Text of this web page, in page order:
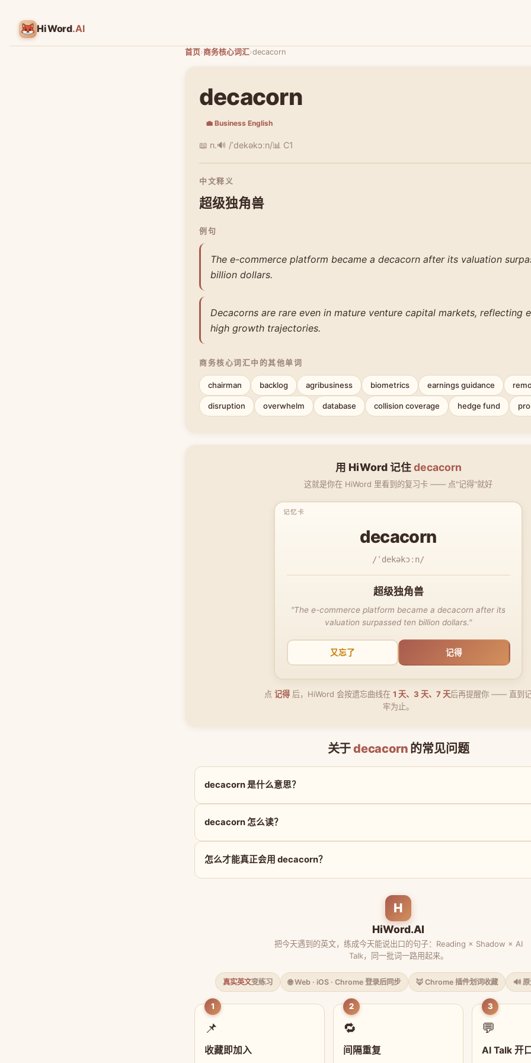
HiWord.AI
首页›商务核心词汇›decacorn
decacorn
💼 Business English
📖 n.🔊 /ˈdekəkɔːn/📊 C1
中文释义
超级独角兽
例句
The e-commerce platform became a decacorn after its valuation
billion dollars.
Decacorns are rare even in mature venture capital markets, reflecting
high growth trajectories.
商务核心词汇中的其他单词
chairman backlog agribusiness biometrics earnings guidance
disruption overwhelm database collision coverage hedge fund
用 HiWord 记住decacorn
这就是你在 HiWord 里看到的复习卡 —— 点"记得"就好
decacorn
/ˈdekəkɔːn/
超级独角兽
"The e-commerce platform became a decacorn after its
valuation surpassed ten billion dollars."
又忘了 记得
点 记得 后，HiWord 会按遗忘曲线在 1 天、3 天、7 天后再提醒你 —— 直到
牢为止。
关于decacorn 的常见问题
decacorn 是什么意思？
decacorn 怎么读？
怎么才能真正会用 decacorn？
H
HiWord.AI
把今天遇到的英文，练成今天能说出口的句子：Reading × Shadow × AI
Talk，同一批词一路用起来。
真实英文变练习 🌐 Web · iOS · Chrome 登录后同步 🦊 Chrome 插件划词收藏 🔊
1
📌
收藏即加入
2
🔁
间隔重复
3
💬
AI Talk 开